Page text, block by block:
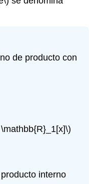
de producto con
interno